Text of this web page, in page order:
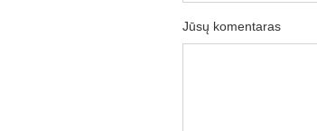
Jūsų komentaras